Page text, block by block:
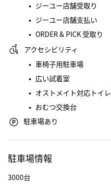
ジーユー店舗受取り
ジーユー店舗支払い
ORDER & PICK 受取り
アクセシビリティ
車椅子用駐車場
広い試着室
オストメイト対応トイレ
おむつ交換台
駐車場あり
駐車場情報
3000台